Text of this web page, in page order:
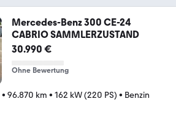
Mercedes-Benz 300 CE-24
CABRIO SAMMLERZUSTAND
30.990 €
Ohne Bewertung
• 96.870 km • 162 kW (220 PS) • Benzin